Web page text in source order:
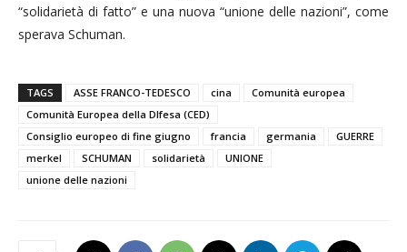
“solidarietà di fatto” e una nuova “unione delle nazioni”, come
sperava Schuman.
TAGS ASSE FRANCO-TEDESCO cina
Comunità europea
Comunità Europea della DIfesa (CED)
Consiglio europeo di fine giugno
francia germania
GUERRE
merkel
SCHUMAN solidarietà
UNIONE
unione delle nazioni